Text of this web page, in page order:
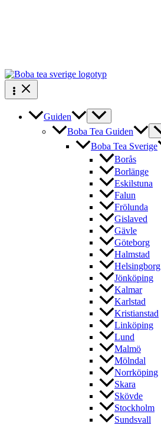
Guiden
Boba Tea Guiden
Boba Tea Sverige
Borås
Borlänge
Eskilstuna
Falun
Frölunda
Gislaved
Gävle
Göteborg
Halmstad
Helsingborg
Jönköping
Kalmar
Karlstad
Kristianstad
Linköping
Lund
Malmö
Mölndal
Norrköping
Skara
Skövde
Stockholm
Sundsvall